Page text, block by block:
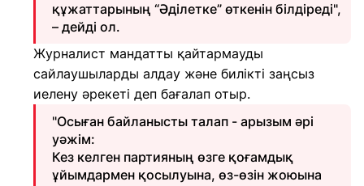
құжаттарының “Әділетке” өткенін білдіреді",
– дейді ол.
Журналист мандатты қайтармауды
сайлаушыларды алдау және билікті заңсыз
иелену әрекеті деп бағалап отыр.
"Осыған байланысты талап - арызым әрі
уәжім:
Кез келген партияның өзге қоғамдық
ұйымдармен қосылуына, өз-өзін жоюына